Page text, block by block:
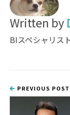
Written by
BIスペシャリス
PREVIOUS POST